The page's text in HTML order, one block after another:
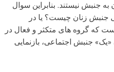
جنبش نیستند. بنابراین سوال
زنان چیست؟ یا در
که گروه های متکثر و فعال در
جنبش اجتماعی، بازنمایی